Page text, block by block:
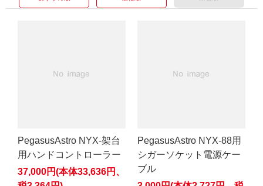
PegasusAstro NYX-架台
用ハンドコントローラー
37,000円(本体33,636円、
PegasusAstro NYX-88用
シガーソケット電源ケー
ブル